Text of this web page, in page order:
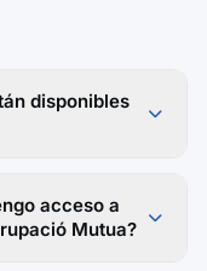
disponibles
acceso a
Mutua?